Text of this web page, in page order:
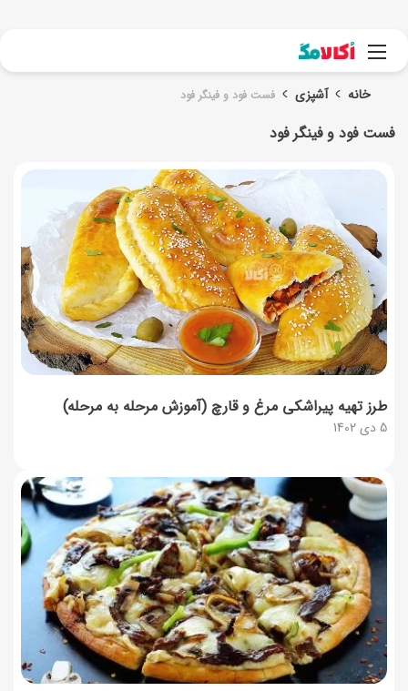
منو
خانه آشپزی فست فود و فینگر فود
فست فود و فینگر فود
5 دی 1402
طرز تهیه پیراشکی مرغ و قارچ (آموزش مرحله به مرحله)